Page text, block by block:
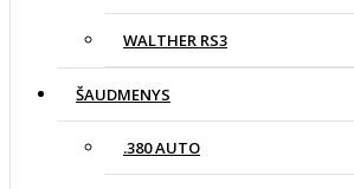
WALTHER RS3
ŠAUDMENYS
.380 AUTO